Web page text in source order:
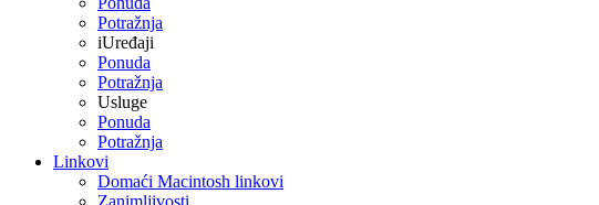
Potražnja
iUređaji
Ponuda
Potražnja
Usluge
Ponuda
Potražnja
Linkovi
Domaći Macintosh linkovi
Zanimljivosti